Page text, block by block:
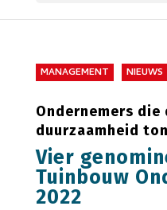
MANAGEMENT NIEUWS
Ondernemers
duurzaamheid
Vier
Tuinbouw
2022